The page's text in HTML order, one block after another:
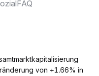
FAQ
von +1.66% in